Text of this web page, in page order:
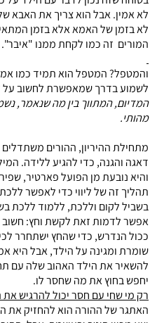
לא אמין. אבל הוא צריך את האבא
לא בזמן של האמא אלא בזמן
המורים זה כמו לקחת ממנו "איבר".
והמטפל? המטפל הוא תמיד כמו
לשמוע בדרך שמאפשרת לחשוב על
המדיום, המתווך בין מה שנאמר,
מהותי.
מתחילת ההיריון, ההורים
דאגה והגנה, כדי להגיע ללידה.
והיא נובעת מן הפועל פארטיר,
תהליך זה של ליווי כדי לאפשר
בשביל לקום וללכת, ללמוד ללכת
אפשר לדמות זאת לקשת וחץ: חשוב
ככול הנדרש, כדי שהחץ ישתחרר
שומרת ומגינה על הילד, אבל היא
להשאיר את הילד האהוב שלה עם
יחפש בחוץ את מה שחסר לו.
רק מי שחי עם חסר יכול להרגיש
האתגר של ההורה הוא להחזיק את